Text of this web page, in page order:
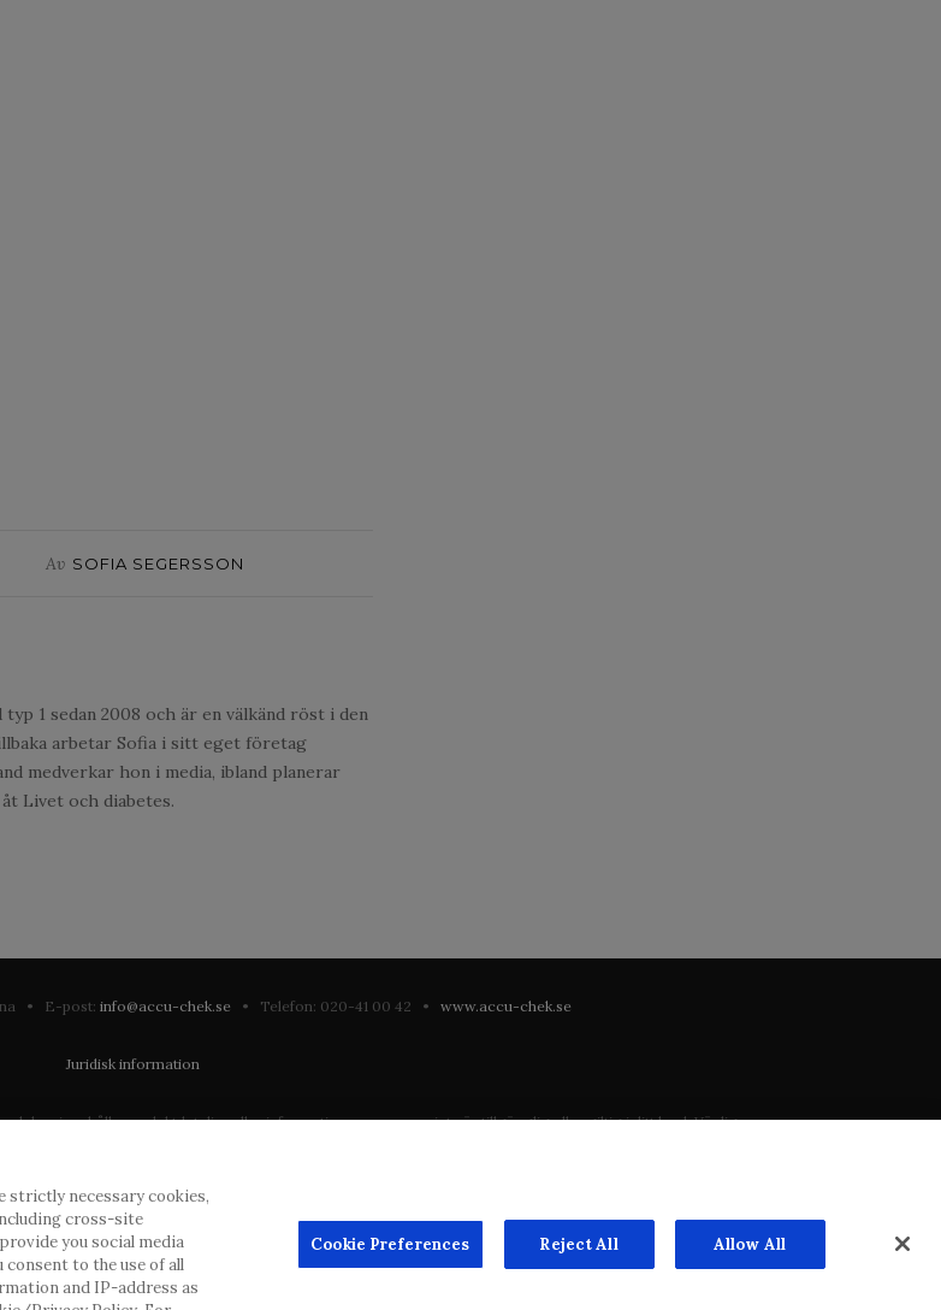
Av SOFIA SEGERSSON
1 sedan 2008 och är en välkänd röst i den
arbetar Sofia i sitt eget företag
medverkar hon i media, ibland planerar
Livet och diabetes.
• E-post: info@accu-chek.se • Telefon: 020-41 00 42 • www.accu-chek.se
Juridisk information
kan innehålla produktdetaljer eller information som annars inte är tillgänglig eller giltig i ditt land. Vänligen
uppfyller någon gällande rättslig process, förordning, registrering eller användning i landet där du bor.
att ta bort vilseledande eller olämpliga inlägg i möjligaste mån. Vi har inget ansvar för innehållet på externa
för användning någon annanstans är inte tillåtet utan överenskommelse. Webbplatsen säljer utrymme till
och sådant innehåll är märkt.
eller produktklagomål. Kontakta kundtjänst för att rapportera en händelse. www.accu-chek.se
strictly necessary cookies,
cross-site
you social media
consent to the use of all
and IP-address as
Cookie Preferences Reject All Allow All